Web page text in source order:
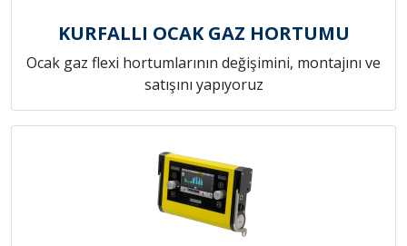
KURFALLI OCAK GAZ HORTUMU
Ocak gaz flexi hortumlarının değişimini, montajını ve
satışını yapıyoruz